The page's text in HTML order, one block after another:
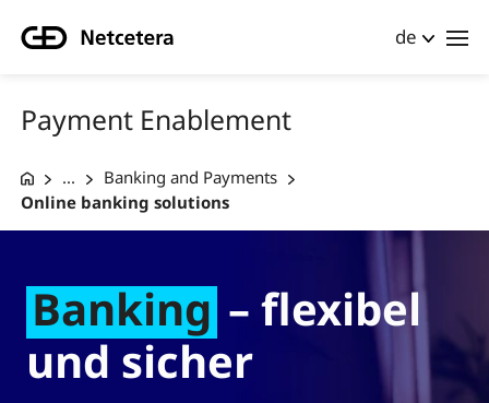
de
Payment Enablement
...
Banking and Payments
Online banking solutions
Banking – flexibel
und sicher